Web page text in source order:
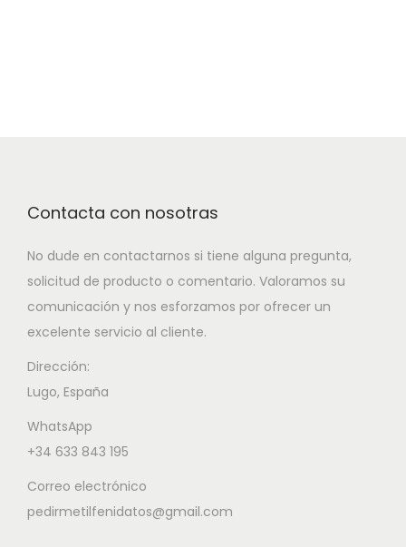
Contacta con nosotras
No dude en contactarnos si tiene alguna pregunta,
solicitud de producto o comentario. Valoramos su
comunicación y nos esforzamos por ofrecer un
excelente servicio al cliente.
Dirección:
Lugo, España
WhatsApp
+34 633 843 195
Correo electrónico
pedirmetilfenidatos@gmail.com